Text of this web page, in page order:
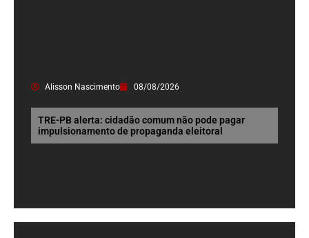
Alisson Nascimento 08/08/2026
TRE-PB alerta: cidadão comum não pode pagar
impulsionamento de propaganda eleitoral